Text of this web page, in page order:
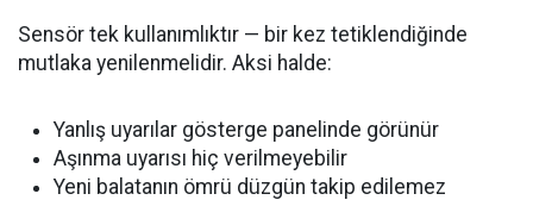
Sensör tek kullanımlıktır — bir kez tetiklendiğinde
mutlaka yenilenmelidir. Aksi halde:
Yanlış uyarılar gösterge panelinde görünür
Aşınma uyarısı hiç verilmeyebilir
Yeni balatanın ömrü düzgün takip edilemez